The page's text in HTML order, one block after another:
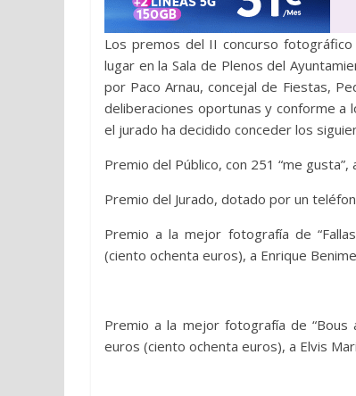
Los premos del II concurso
lugar en la Sala de Plenos del
por Paco Arnau, concejal de Fiestas,
deliberaciones oportunas y conforme a
el jurado ha decidido conceder los
Premio del Público, con 251 “me gusta”,
Premio del Jurado, dotado por un
Premio a la mejor fotografía de
(ciento ochenta euros), a Enrique
Premio a la mejor fotografía de “Bous
euros (ciento ochenta euros), a Elvis